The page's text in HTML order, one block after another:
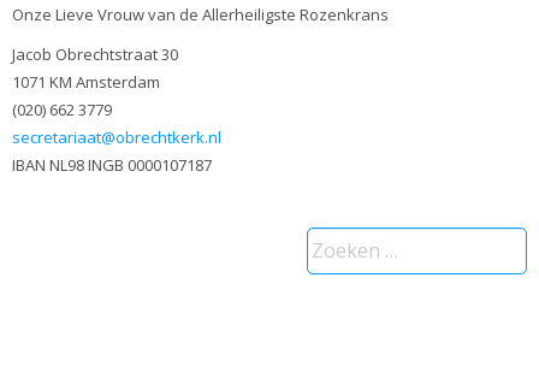
Onze Lieve Vrouw van de Allerheiligste Rozenkrans
Jacob Obrechtstraat 30
1071 KM Amsterdam
(020) 662 3779
secretariaat@obrechtkerk.nl
IBAN NL98 INGB 0000107187
Zoeken
naar: